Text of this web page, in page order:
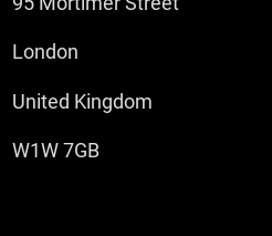
London
United Kingdom
W1W 7GB